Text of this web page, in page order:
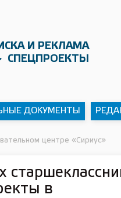
И РЕКЛАМА
СПЕЦПРОЕКТЫ
ДОКУМЕНТЫ
центре «Сириус»
в